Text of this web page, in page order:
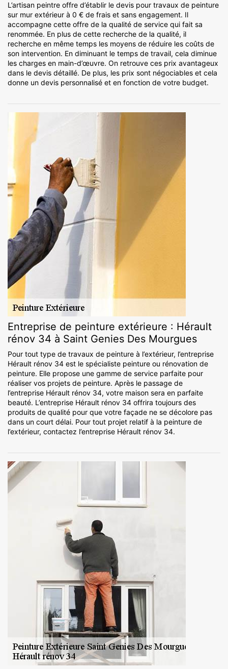
L’artisan peintre offre d’établir le devis pour travaux de peinture
sur mur extérieur à 0 € de frais et sans engagement. Il
accompagne cette offre de la qualité de service qui fait sa
renommée. En plus de cette recherche de la qualité, il
recherche en même temps les moyens de réduire les coûts de
son intervention. En diminuant le temps de travail, cela diminue
les charges en main-d’œuvre. On retrouve ces prix avantageux
dans le devis détaillé. De plus, les prix sont négociables et cela
donne un devis personnalisé et en fonction de votre budget.
Entreprise de peinture extérieure : Hérault
rénov 34 à Saint Genies Des Mourgues
Pour tout type de travaux de peinture à l’extérieur, l’entreprise
Hérault rénov 34 est le spécialiste peinture ou rénovation de
peinture. Elle propose une gamme de service parfaite pour
réaliser vos projets de peinture. Après le passage de
l’entreprise Hérault rénov 34, votre maison sera en parfaite
beauté. L’entreprise Hérault rénov 34 offrira toujours des
produits de qualité pour que votre façade ne se décolore pas
dans un court délai. Pour tout projet relatif à la peinture de
l’extérieur, contactez l’entreprise Hérault rénov 34.